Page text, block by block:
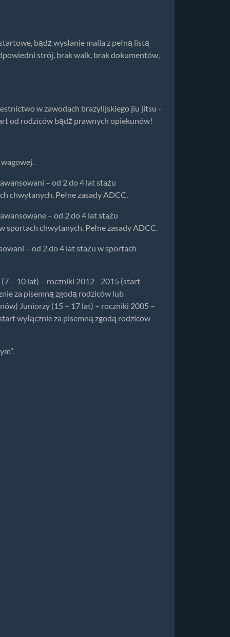
bądź wysłanie maila z pełną listą
strój, brak walk, brak dokumentów,
w zawodach brazylijskiego jiu jitsu -
od rodziców bądź prawnych opiekunów!
– od 2 do 4 lat stażu
chwytanych. Pełne zasady ADCC.
– od 2 do 4 lat stażu
chwytanych. Pełne zasady ADCC.
– od 2 do 4 lat stażu w sportach
– 10 lat) – roczniki 2012 - 2015 (start
za pisemną zgodą rodziców lub
Juniorzy (15 – 17 lat) – roczniki 2005 –
wyłącznie za pisemną zgodą rodziców